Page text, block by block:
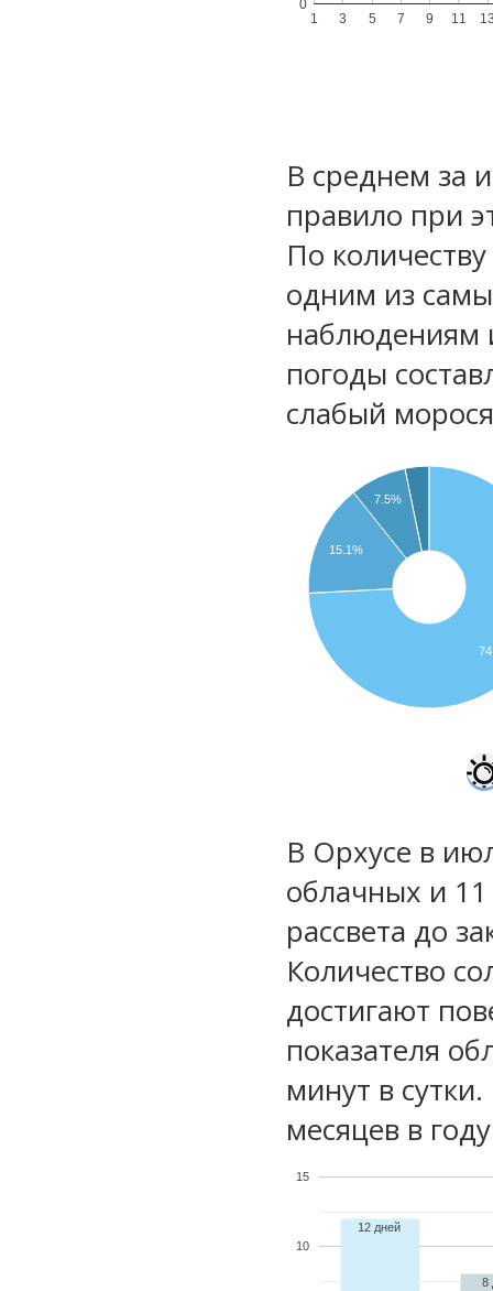
1 3 5 7 9 11
0
В среднем за
правило при
По
одним из
наблюдениям
погоды
слабый
7.5%
15.1%
В Орхусе в
облачных и
рассвета до
Количество
достигают
показателя
минут в
месяцев в
10
15
12 дней
8